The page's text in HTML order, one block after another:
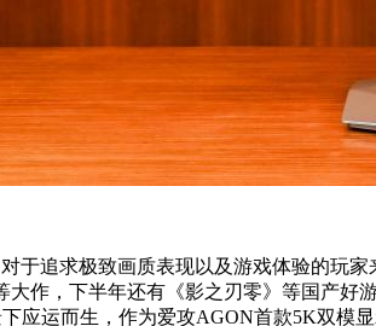
于追求极致画质表现以及游戏体验的玩
大作，下半年还有《影之刃零》等国产
应运而生，作为爱攻AGON首款5K双模